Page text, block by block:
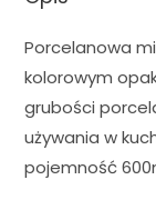
Porcelanowa
kolorowym
grubości
używania w
pojemność